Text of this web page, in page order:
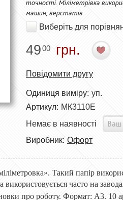
точності. Міліметрівка
машин, верстатів.
Виберіть для
4900 грн.
Повідомити другу
Одиниця виміру: уп.
Артикул: МК3110Е
Немає в наявності
Виробник: Офорт
овка». Такий папір
часто на
про роботу. Формат: А3. 10